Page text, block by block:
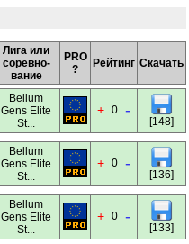
Лига или
соревно-
вание
PRO
?
Рейтинг Скачать
Bellum
Gens Elite
St...
+ 0 -
[148]
Bellum
Gens Elite
St...
+ 0 -
[136]
Bellum
Gens Elite
St...
+ 0 -
[133]